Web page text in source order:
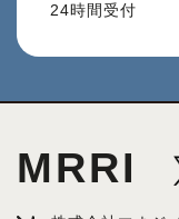
24時間受付
MRRI